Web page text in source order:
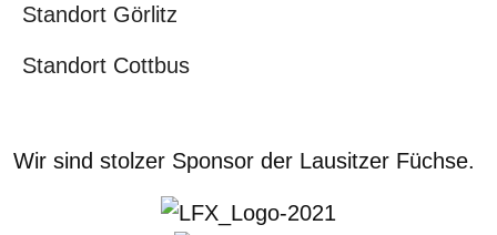
Standort Görlitz
Standort Cottbus
Wir sind stolzer Sponsor der Lausitzer Füchse.